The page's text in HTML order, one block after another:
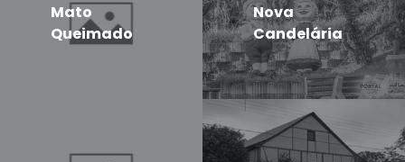
Mato
Queimado
Nova
Candelária